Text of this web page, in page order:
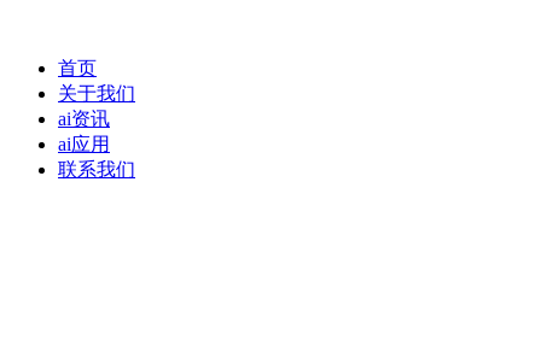
首页
关于我们
ai资讯
ai应用
联系我们